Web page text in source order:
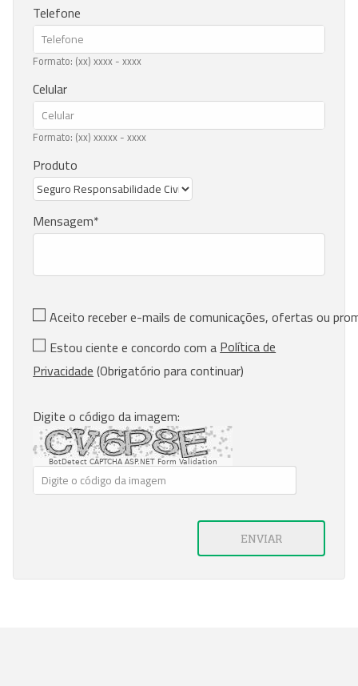
Telefone
Formato: (xx) xxxx - xxxx
Celular
Formato: (xx) xxxxx - xxxx
Produto
Mensagem
Aceito receber e-mails de comunicações, ofertas ou
Estou ciente e concordo com aPolítica de
Privacidade(Obrigatório para continuar)
Digite o código da imagem:
BotDetect CAPTCHA ASP.NET Form Validation
ENVIAR